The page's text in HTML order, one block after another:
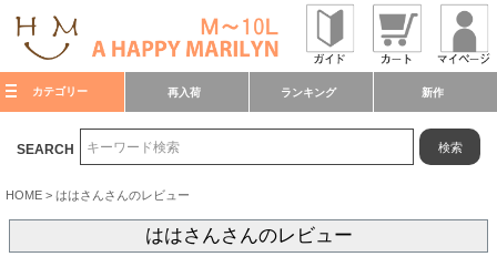
カテゴリー 再入荷 ランキング 新作
SEARCH 検索
HOME ははさんさんのレビュー
ははさんさんのレビュー